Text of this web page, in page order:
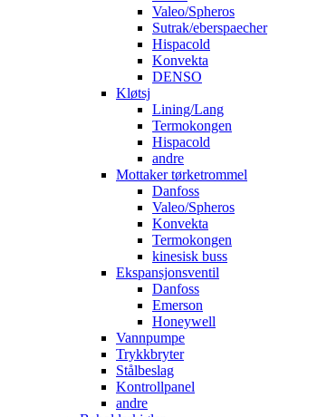
Valeo/Spheros
Sutrak/eberspaecher
Hispacold
Konvekta
DENSO
Kløtsj
Lining/Lang
Termokongen
Hispacold
andre
Mottaker tørketrommel
Danfoss
Valeo/Spheros
Konvekta
Termokongen
kinesisk buss
Ekspansjonsventil
Danfoss
Emerson
Honeywell
Vannpumpe
Trykkbryter
Stålbeslag
Kontrollpanel
andre